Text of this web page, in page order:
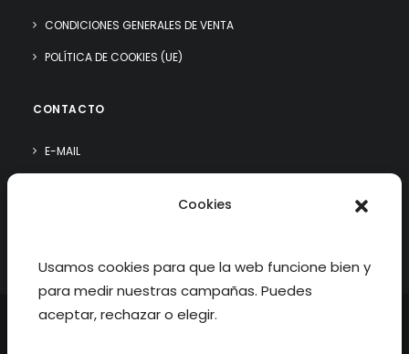
Cookies
Usamos cookies para que la web funcione bien y
para medir nuestras campañas. Puedes
aceptar, rechazar o elegir.
CONDICIONES GENERALES DE VENTA
POLÍTICA DE COOKIES (UE)
CONTACTO
E-MAIL